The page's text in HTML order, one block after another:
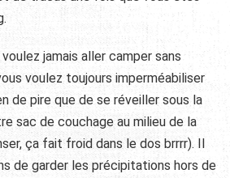
jamais aller camper sans
voulez toujours imperméabiliser
de pire que de se réveiller sous la
sac de couchage au milieu de la
ça fait froid dans le dos brrrr). Il
de garder les précipitations hors de